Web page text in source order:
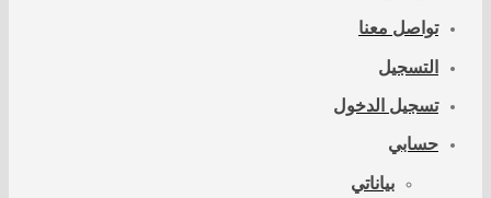
تواصل معنا
التسجيل
تسجيل الدخول
حسابي
بياناتي